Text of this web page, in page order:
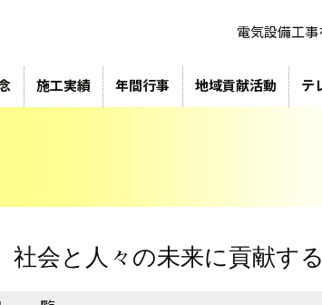
電気設備工
施工実績 年間行事 地域貢献活動 テ
社会と人々の未来に貢献す